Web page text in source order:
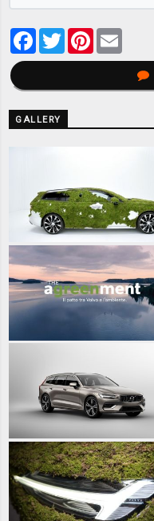
Facebook
TwitterPinterest
GALLERY